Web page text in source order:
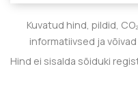
Kuvatud hind, pildid,
informatiivsed ja
Hind ei sisalda sõiduki